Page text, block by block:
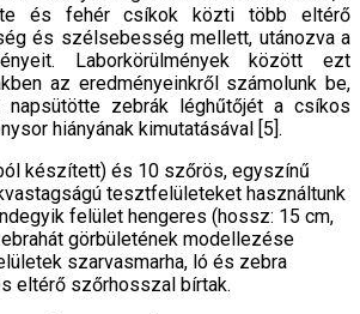
és fehér csíkok közti több eltérő
és szélsebesség mellett, utánozva a
Laborkörülmé­nyek között ezt
az eredménye­inkről számolunk be,
napsütötte zebrák léghűtőjét a csíkos
hiányának kimutatásával [5].
készített) és 10 szőrös, egy­színű
tesztfelülete­ket használtunk
felület hengeres (hossz: 15 cm,
görbületének modellezése
szarvasmarha, ló és zebra
eltérő szőrhosszal bírtak.